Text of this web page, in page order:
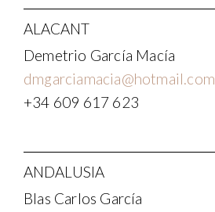
ALACANT
Demetrio García Macía
dmgarciamacia@hotmail.com
+34 609 617 623
ANDALUSIA
Blas Carlos García